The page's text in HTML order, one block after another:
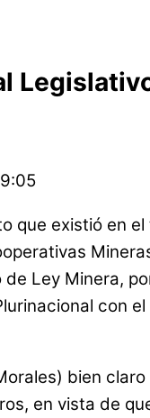
que existió en
Ley Minera,
con
bien
en vista de